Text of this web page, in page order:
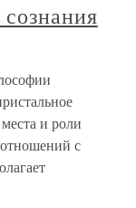
и роли
с